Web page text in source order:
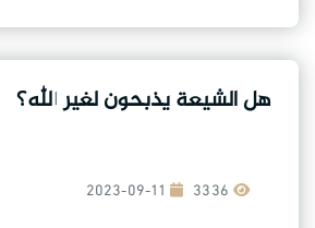
هل الشيعة يذبحون لغير الله؟
2023-09-11